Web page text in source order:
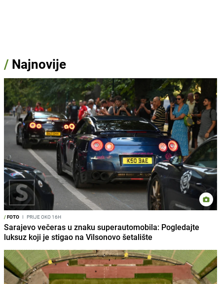
/ Najnovije
/FOTO I PRIJE OKO 16H
Sarajevo večeras u znaku superautomobila: Pogledajte
luksuz koji je stigao na Vilsonovo šetalište